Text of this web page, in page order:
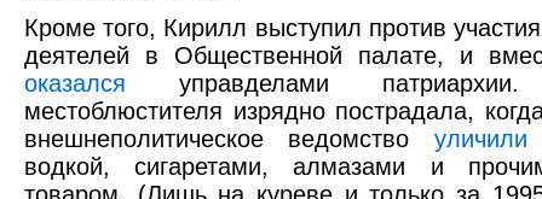
Кроме того, Кирилл выступил против
деятелей в Общественной палате, и
оказался управделами патриархии.
местоблюстителя изрядно пострадала,
внешнеполитическое ведомство уличили
водкой, сигаретами, алмазами и